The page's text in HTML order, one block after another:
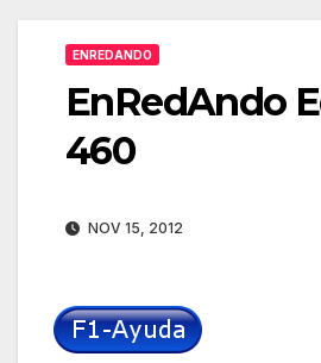
ENREDANDO
EnRedAndo
460
NOV 15, 2012